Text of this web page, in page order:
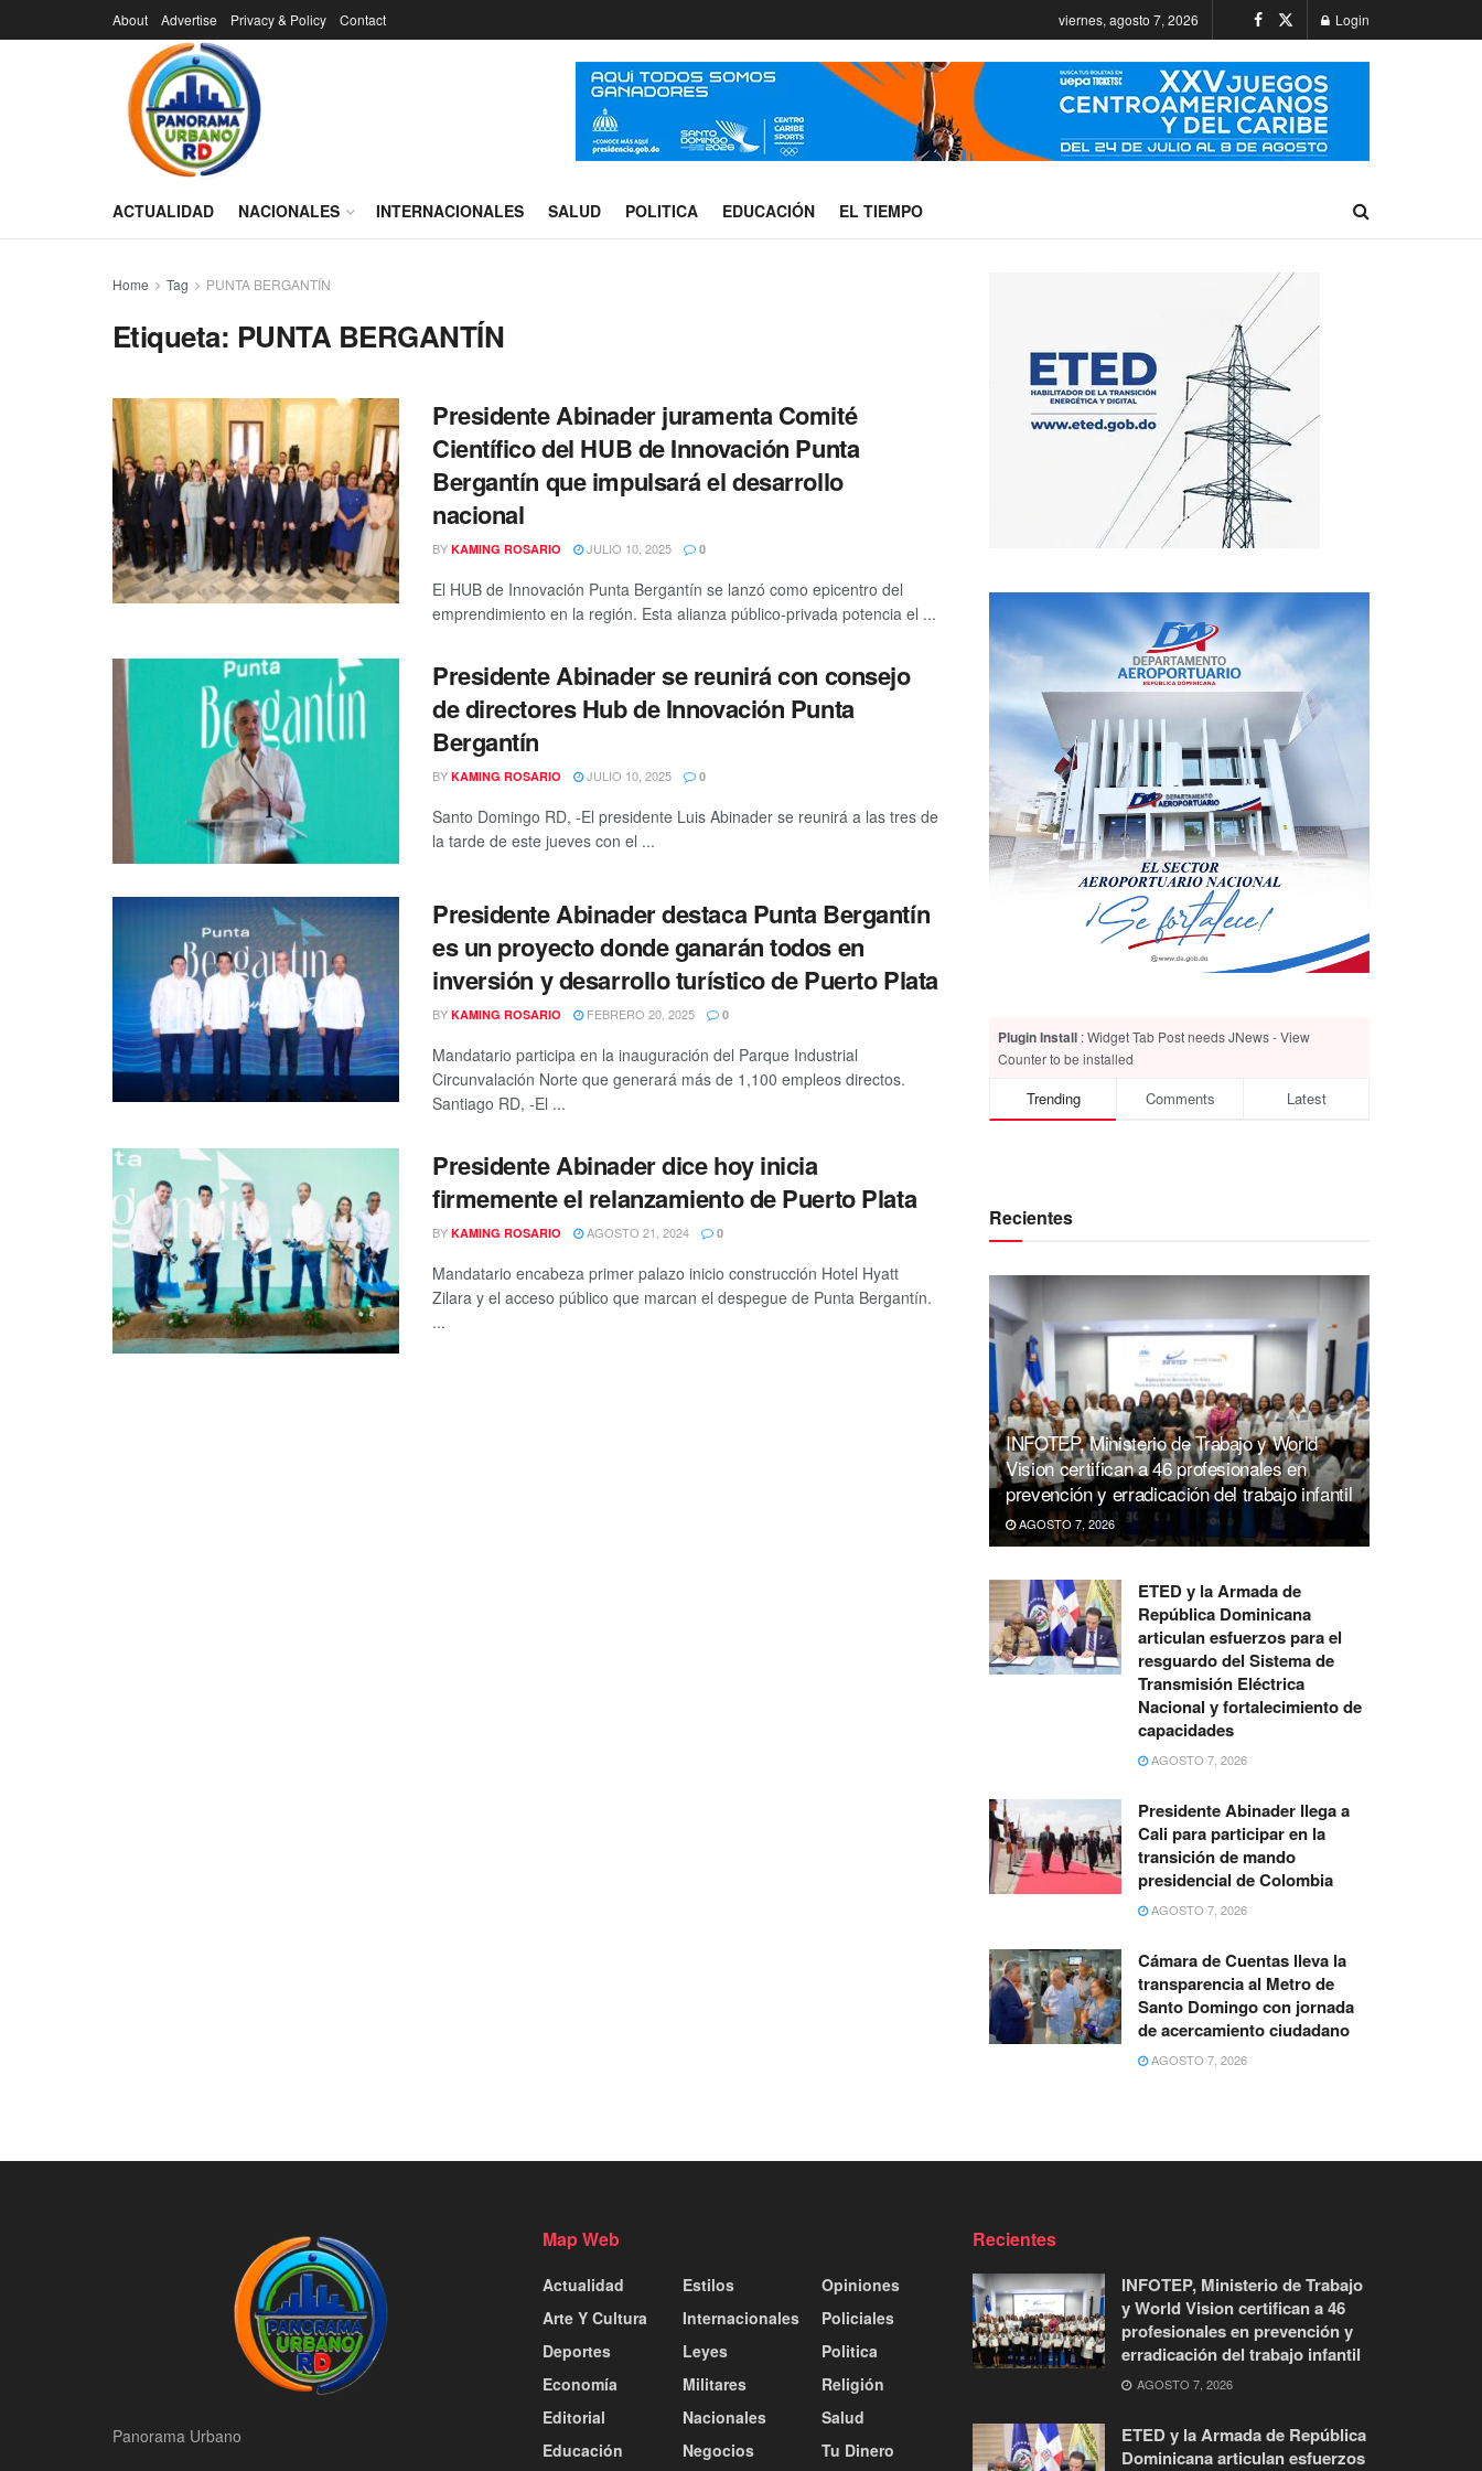
About Advertise Privacy & Policy Contact viernes, agosto 7, 2026 Login
ACTUALIDAD NACIONALES INTERNACIONALES SALUD POLITICA EDUCACIÓN EL TIEMPO
Home Tag PUNTA BERGANTÍN
Etiqueta: PUNTA BERGANTÍN
Presidente Abinader juramenta Comité
Científico del HUB de Innovación Punta
Bergantín que impulsará el desarrollo
nacional
BY KAMING ROSARIO JULIO 10, 2025 0
El HUB de Innovación Punta Bergantín se lanzó como epicentro del
emprendimiento en la región. Esta alianza público-privada potencia el ...
Presidente Abinader se reunirá con consejo
de directores Hub de Innovación Punta
Bergantín
BY KAMING ROSARIO JULIO 10, 2025 0
Santo Domingo RD, -El presidente Luis Abinader se reunirá a las tres de
la tarde de este jueves con el ...
Presidente Abinader destaca Punta Bergantín
es un proyecto donde ganarán todos en
inversión y desarrollo turístico de Puerto Plata
BY KAMING ROSARIO FEBRERO 20, 2025 0
Mandatario participa en la inauguración del Parque Industrial
Circunvalación Norte que generará más de 1,100 empleos directos.
Santiago RD, -El ...
Presidente Abinader dice hoy inicia
firmemente el relanzamiento de Puerto Plata
BY KAMING ROSARIO AGOSTO 21, 2024 0
Mandatario encabeza primer palazo inicio construcción Hotel Hyatt
Zilara y el acceso público que marcan el despegue de Punta Bergantín.
...
Plugin Install : Widget Tab Post needs JNews - View
Counter to be installed
Trending Comments Latest
Recientes
INFOTEP, Ministerio de Trabajo y World
Vision certifican a 46 profesionales en
prevención y erradicación del trabajo infantil
AGOSTO 7, 2026
ETED y la Armada de
República Dominicana
articulan esfuerzos para el
resguardo del Sistema de
Transmisión Eléctrica
Nacional y fortalecimiento de
capacidades
AGOSTO 7, 2026
Presidente Abinader llega a
Cali para participar en la
transición de mando
presidencial de Colombia
AGOSTO 7, 2026
Cámara de Cuentas lleva la
transparencia al Metro de
Santo Domingo con jornada
de acercamiento ciudadano
AGOSTO 7, 2026
Panorama Urbano
Map Web
Actualidad
Arte Y Cultura
Deportes
Economía
Editorial
Educación
Estilos
Internacionales
Leyes
Militares
Nacionales
Negocios
Opiniones
Policiales
Politica
Religión
Salud
Tu Dinero
Recientes
INFOTEP, Ministerio de Trabajo
y World Vision certifican a 46
profesionales en prevención y
erradicación del trabajo infantil
AGOSTO 7, 2026
ETED y la Armada de República
Dominicana articulan esfuerzos